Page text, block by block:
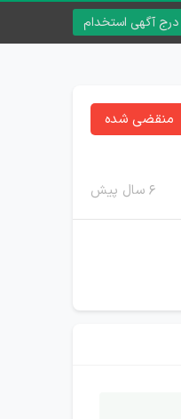
درج آگهی استخدام
۶ سال پیش
منقضی شده